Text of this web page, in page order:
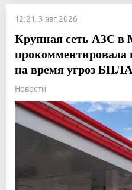
12:21, 3 авг 2026
Крупная сеть АЗС в
прокомментировала
на время угроз БПЛА
Новости